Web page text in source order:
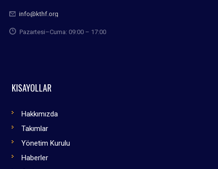
info@kthf.org
Pazartesi–Cuma: 09:00 – 17:00
KISAYOLLAR
Hakkımızda
Takımlar
Yönetim Kurulu
Haberler